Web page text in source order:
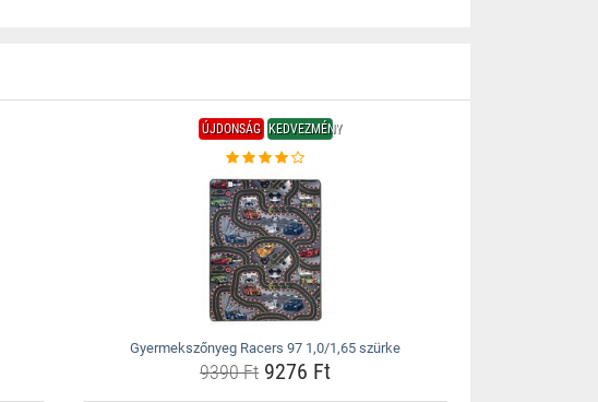
ÚJDONSÁG KEDVEZMÉNY
Gyermekszőnyeg Racers 97 1,0/1,65 szürke
9390 Ft 9276 Ft